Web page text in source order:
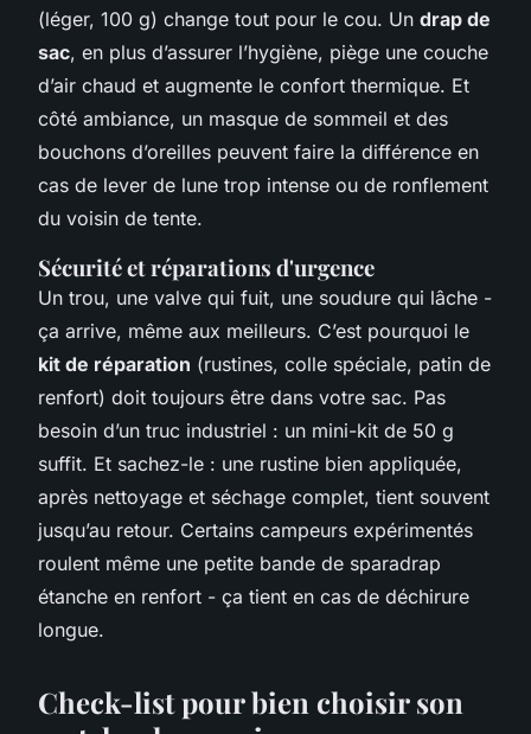
(léger, 100 g) change tout pour le cou. Un drap de
sac, en plus d’assurer l’hygiène, piège une couche
d’air chaud et augmente le confort thermique. Et
côté ambiance, un masque de sommeil et des
bouchons d’oreilles peuvent faire la différence en
cas de lever de lune trop intense ou de ronflement
du voisin de tente.
Sécurité et réparations d'urgence
Un trou, une valve qui fuit, une soudure qui lâche -
ça arrive, même aux meilleurs. C’est pourquoi le
kit de réparation (rustines, colle spéciale, patin de
renfort) doit toujours être dans votre sac. Pas
besoin d’un truc industriel : un mini-kit de 50 g
suffit. Et sachez-le : une rustine bien appliquée,
après nettoyage et séchage complet, tient souvent
jusqu’au retour. Certains campeurs expérimentés
roulent même une petite bande de sparadrap
étanche en renfort - ça tient en cas de déchirure
longue.
Check-list pour bien choisir son